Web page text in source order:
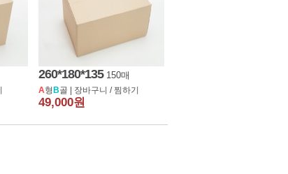
260*180*135 150매
A형 B골 | 장바구니 /찜하기
49,000원